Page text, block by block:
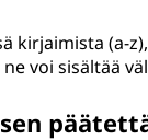
(a-
voi sisältää